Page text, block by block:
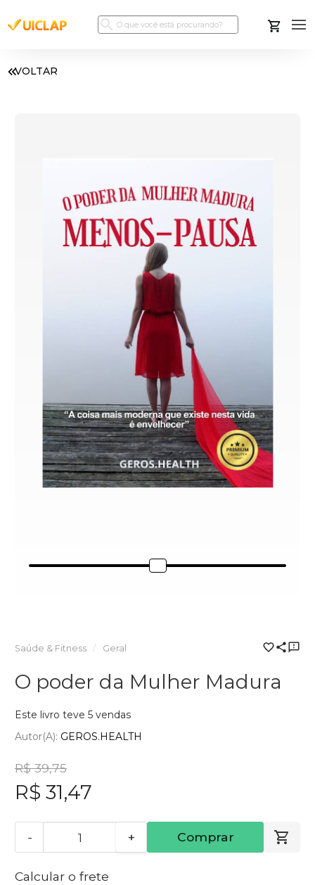
VOLTAR
Saúde & Fitness Geral
O poder da Mulher Madura
Este livro teve 5 vendas
Autor(a): GEROS.HEALTH
R$ 39,75
R$ 31,47
- + Comprar
Calcular o frete